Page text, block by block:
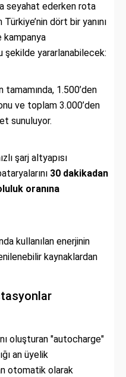
seyahat ederken rota
dört bir yanını
kampanya
şekilde yararlanabilecek:
tamamında, 1.500’den
ve toplam 3.000’den
sunuluyor.
şarj altyapısı
30 dakikadan
oranına
kullanılan enerjinin
kaynaklardan
oluşturan "autocharge"
an üyelik
otomatik olarak